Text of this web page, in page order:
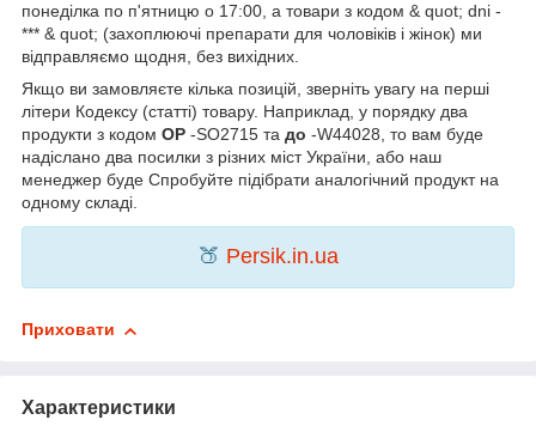
понеділка по п'ятницю о 17:00, а товари з кодом & quot; dni -
*** & quot; (захоплюючі препарати для чоловіків і жінок) ми
відправляємо щодня, без вихідних.
Якщо ви замовляєте кілька позицій, зверніть увагу на перші
літери Кодексу (статті) товару. Наприклад, у порядку два
продукти з кодом OP -SO2715 та до -W44028, то вам буде
надіслано два посилки з різних міст України, або наш
менеджер буде Спробуйте підібрати аналогічний продукт на
одному складі.
🍑 Persik.in.ua
Приховати
Характеристики